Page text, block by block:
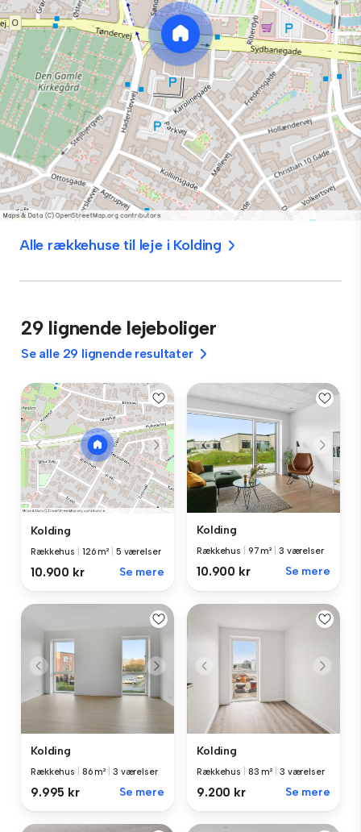
Alle rækkehuse til leje i Kolding
29 lignende lejeboliger
Se alle 29 lignende resultater
Kolding
Rækkehus 126 m² 5 værelser
10.900 kr Se mere
Kolding
Rækkehus 97 m² 3 værelser
10.900 kr Se mere
Kolding
Rækkehus 86 m² 3 værelser
9.995 kr Se mere
Kolding
Rækkehus 83 m² 3 værelser
9.200 kr Se mere